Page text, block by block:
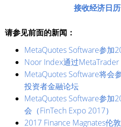
接收经济日
请参见前面的新闻：
MetaQuotes Software参加
Noor Index通过
MetaQuotes Software将会
投资者金融论坛
MetaQuotes Software参加
会（FinTech Expo 2017）
2017 Finance Magnates伦